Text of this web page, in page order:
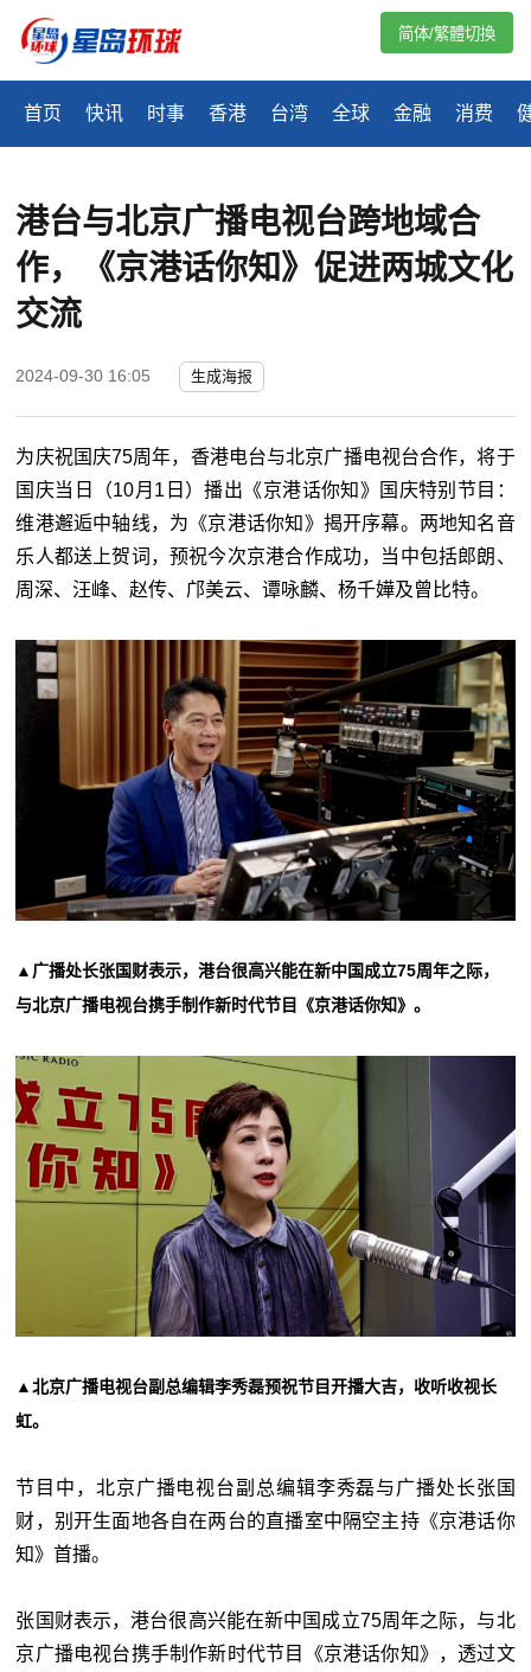
首页 快讯 时事 香港 台湾 全球 金融 消费
简体/繁體切換
港台与北京广播电视台跨地域合
作，《京港话你知》促进两城文化
交流
2024-09-30 16:05 生成海报
为庆祝国庆75周年，香港电台与北京广播电视台合作，将于
国庆当日（10月1日）播出《京港话你知》国庆特别节目：
维港邂逅中轴线，为《京港话你知》揭开序幕。两地知名音
乐人都送上贺词，预祝今次京港合作成功，当中包括郎朗、
周深、汪峰、赵传、邝美云、谭咏麟、杨千嬅及曾比特。
▲广播处长张国财表示，港台很高兴能在新中国成立75周年之际，
与北京广播电视台携手制作新时代节目《京港话你知》。
▲北京广播电视台副总编辑李秀磊预祝节目开播大吉，收听收视长
虹。
节目中，北京广播电视台副总编辑李秀磊与广播处长张国
财，别开生面地各自在两台的直播室中隔空主持《京港话你
知》首播。
张国财表示，港台很高兴能在新中国成立75周年之际，与北
京广播电视台携手制作新时代节目《京港话你知》，透过文